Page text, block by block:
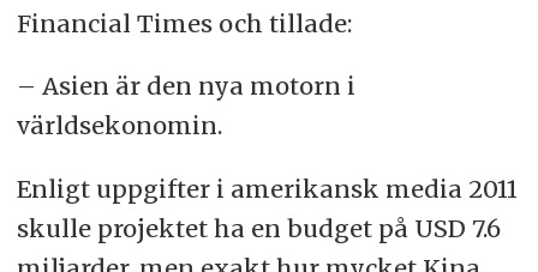
Financial Times och tillade:
– Asien är den nya motorn i
världsekonomin.
Enligt uppgifter i amerikansk media 2011
skulle projektet ha en budget på USD 7.6